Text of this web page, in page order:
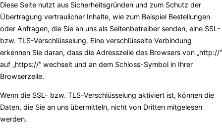
Diese Seite nutzt aus Sicherheitsgründen und zum Schutz der
Übertragung vertraulicher Inhalte, wie zum Beispiel Bestellungen
oder Anfragen, die Sie an uns als Seitenbetreiber senden, eine SSL-
bzw. TLS-Verschlüsselung. Eine verschlüsselte Verbindung
erkennen Sie daran, dass die Adresszeile des Browsers von „http://“
auf „https://“ wechselt und an dem Schloss-Symbol in Ihrer
Browserzeile.
Wenn die SSL- bzw. TLS-Verschlüsselung aktiviert ist, können die
Daten, die Sie an uns übermitteln, nicht von Dritten mitgelesen
werden.